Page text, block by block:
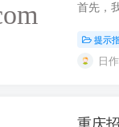
提示
日
重庆